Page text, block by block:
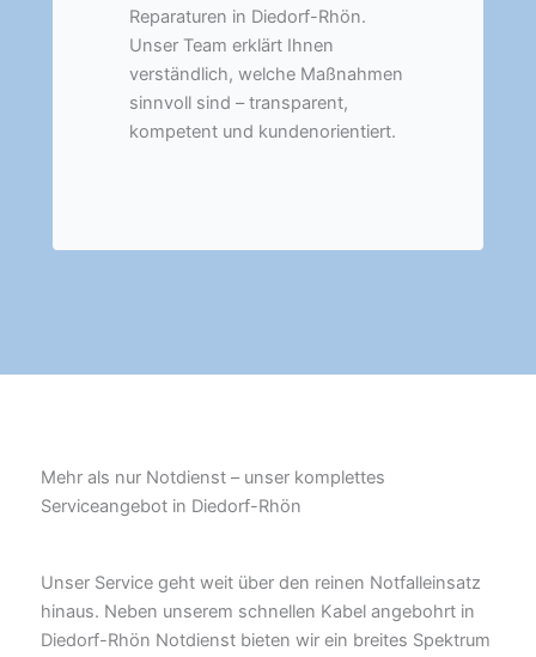
Reparaturen in Diedorf-Rhön.
Unser Team erklärt Ihnen
verständlich, welche Maßnahmen
sinnvoll sind – transparent,
kompetent und kundenorientiert.
Mehr als nur Notdienst – unser komplettes
Serviceangebot in Diedorf-Rhön
Unser Service geht weit über den reinen Notfalleinsatz
hinaus. Neben unserem schnellen Kabel angebohrt in
Diedorf-Rhön Notdienst bieten wir ein breites Spektrum